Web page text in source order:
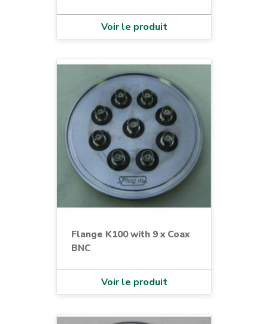
Voir le produit
Flange K100 with 9 x Coax
BNC
Voir le produit